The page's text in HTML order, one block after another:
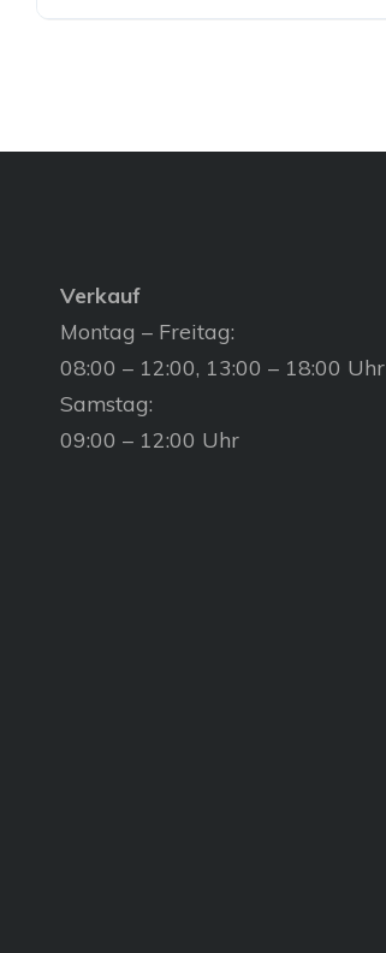
Verkauf
Montag – Freitag:
08:00 – 12:00, 13:00 – 18:00 Uhr
Samstag:
09:00 – 12:00 Uhr